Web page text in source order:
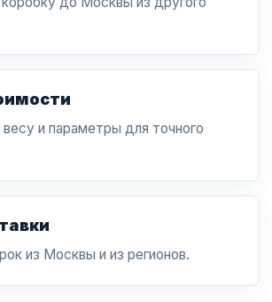
и параметры для точного
из Москвы и из регионов.